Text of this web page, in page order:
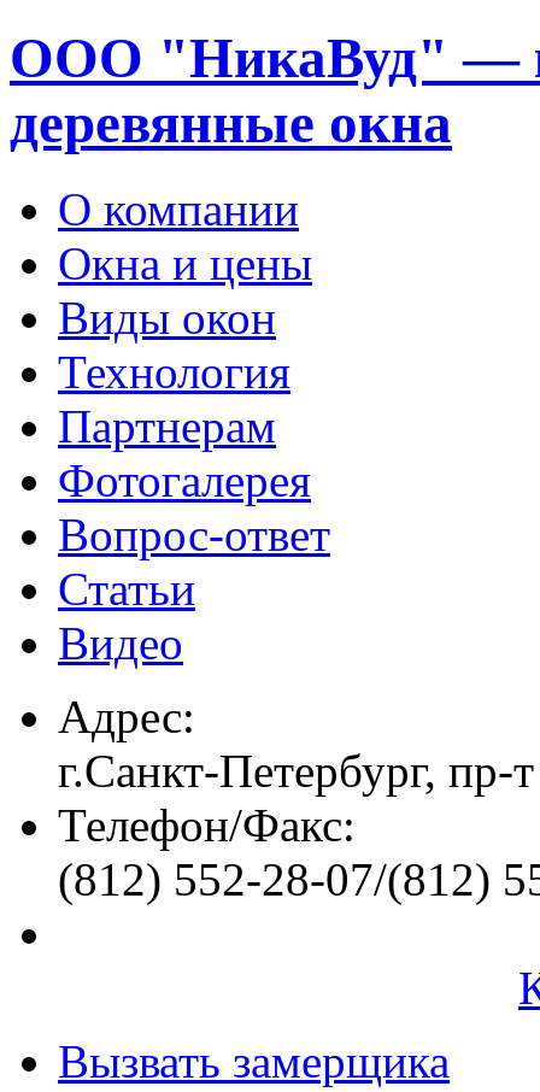
ООО "НикаВуд" —
деревянные окна
О компании
Окна и цены
Виды окон
Технология
Партнерам
Фотогалерея
Вопрос-ответ
Статьи
Видео
Адрес:
г.Санкт-Петербург, пр-
Телефон/Факс:
(812) 552-28-07/(812)
Вызвать замерщика